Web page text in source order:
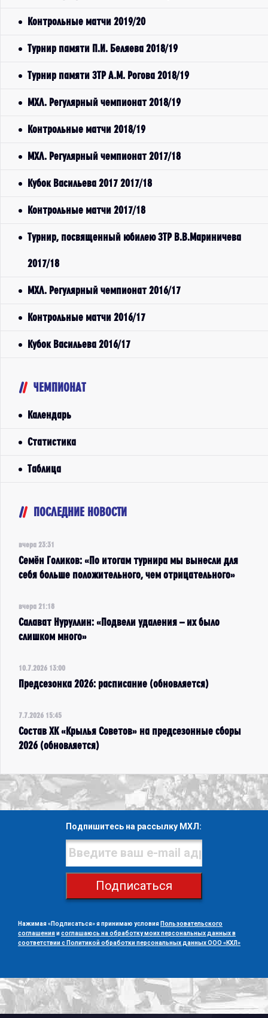
Контрольные матчи 2019/20
Турнир памяти П.И. Беляева 2018/19
Турнир памяти ЗТР А.М. Рогова 2018/19
МХЛ. Регулярный чемпионат 2018/19
Контрольные матчи 2018/19
МХЛ. Регулярный чемпионат 2017/18
Кубок Васильева 2017 2017/18
Контрольные матчи 2017/18
Турнир, посвященный юбилею ЗТР В.В.Мариничева
2017/18
МХЛ. Регулярный чемпионат 2016/17
Контрольные матчи 2016/17
Кубок Васильева 2016/17
ЧЕМПИОНАТ
Календарь
Статистика
Таблица
ПОСЛЕДНИЕ НОВОСТИ
вчера 23:31
Семён Голиков: «По итогам турнира мы вынесли для
себя больше положительного, чем отрицательного»
вчера 21:18
Салават Нуруллин: «Подвели удаления – их было
слишком много»
10.7.2026 13:00
Предсезонка 2026: расписание (обновляется)
7.7.2026 15:45
Состав ХК «Крылья Советов» на предсезонные сборы
2026 (обновляется)
Подпишитесь на рассылку МХЛ:
Подписаться
Нажимая «Подписаться» я принимаю условия Пользовательского
соглашенияисоглашаюсь на обработку моих персональных данных в
соответствии с Политикой обработки персональных данных ООО «КХЛ»